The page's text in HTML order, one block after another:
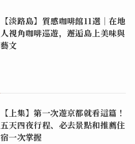
【淡路島】質感咖啡館11選｜在地
人視角咖啡巡遊，邂逅島上美味與
藝文
【上集】第一次遊京都就看這篇！
五天四夜行程、必去景點和推薦住
宿一次掌握